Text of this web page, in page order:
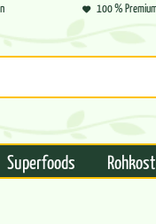
100 %
Superfoods Rohkost